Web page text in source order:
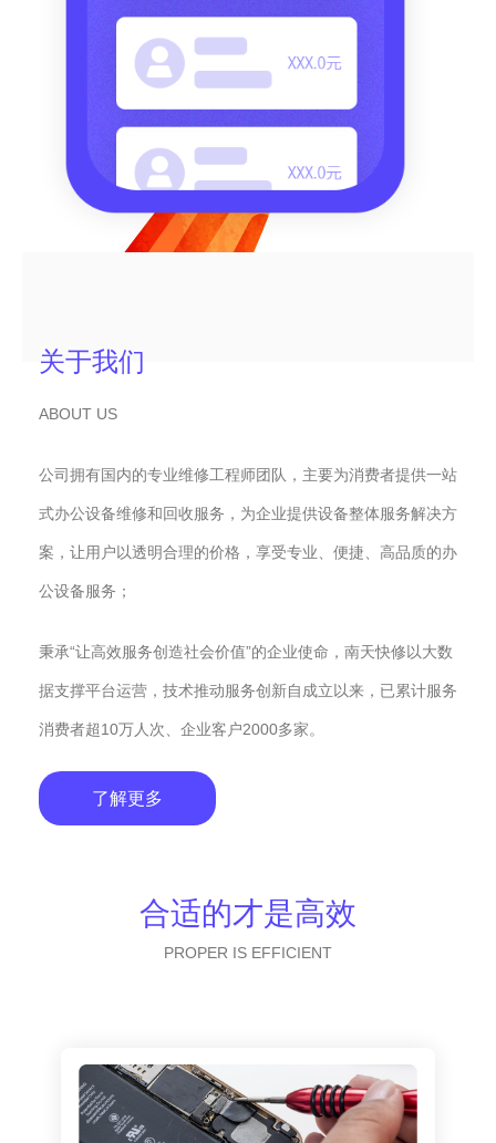
关于我们
ABOUT US
公司拥有国内的专业维修工程师团队，主要为消费者提供一站
式办公设备维修和回收服务，为企业提供设备整体服务解决方
案，让用户以透明合理的价格，享受专业、便捷、高品质的办
公设备服务；
秉承“让高效服务创造社会价值”的企业使命，南天快修以大数
据支撑平台运营，技术推动服务创新自成立以来，已累计服务
消费者超10万人次、企业客户2000多家。
了解更多
合适的才是高效
PROPER IS EFFICIENT